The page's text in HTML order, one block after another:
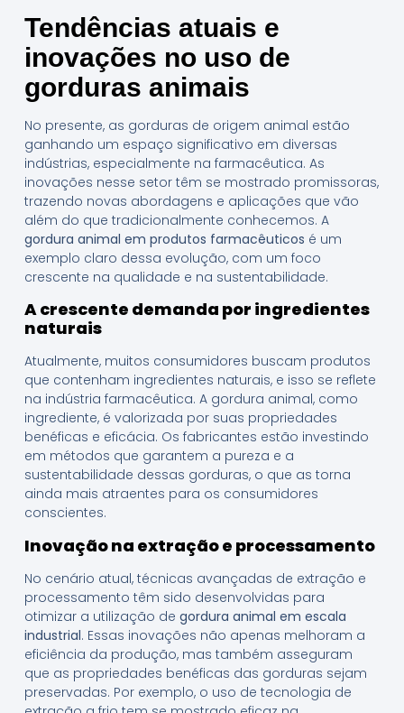
Tendências atuais e
inovações no uso de
gorduras animais
No presente, as gorduras de origem animal estão
ganhando um espaço significativo em diversas
indústrias, especialmente na farmacêutica. As
inovações nesse setor têm se mostrado promissoras,
trazendo novas abordagens e aplicações que vão
além do que tradicionalmente conhecemos. A
gordura animal em produtos farmacêuticos é um
exemplo claro dessa evolução, com um foco
crescente na qualidade e na sustentabilidade.
A crescente demanda por ingredientes
naturais
Atualmente, muitos consumidores buscam produtos
que contenham ingredientes naturais, e isso se reflete
na indústria farmacêutica. A gordura animal, como
ingrediente, é valorizada por suas propriedades
benéficas e eficácia. Os fabricantes estão investindo
em métodos que garantem a pureza e a
sustentabilidade dessas gorduras, o que as torna
ainda mais atraentes para os consumidores
conscientes.
Inovação na extração e processamento
No cenário atual, técnicas avançadas de extração e
processamento têm sido desenvolvidas para
otimizar a utilização de gordura animal em escala
industrial. Essas inovações não apenas melhoram a
eficiência da produção, mas também asseguram
que as propriedades benéficas das gorduras sejam
preservadas. Por exemplo, o uso de tecnologia de